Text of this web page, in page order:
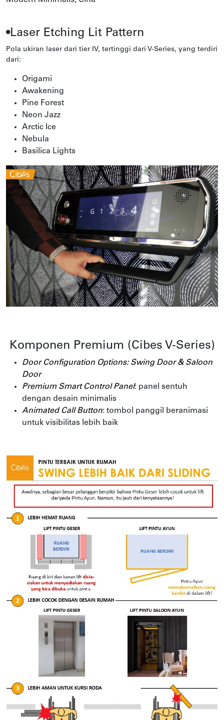
•Laser Etching Lit Pattern
Pola ukiran laser dari tier IV, tertinggi dari V-Series, yang terdiri
dari:
Origami
Awakening
Pine Forest
Neon Jazz
Arctic Ice
Nebula
Basilica Lights
Komponen Premium (Cibes V-Series)
Door Configuration Options: Swing Door & Saloon
Door
Premium Smart Control Panel: panel sentuh
dengan desain minimalis
Animated Call Button: tombol panggil beranimasi
untuk visibilitas lebih baik